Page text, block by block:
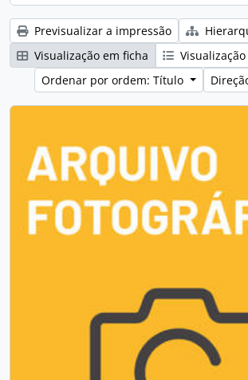
Previsualizar a impressão
Visualização em ficha
Ordenar por ordem: Título